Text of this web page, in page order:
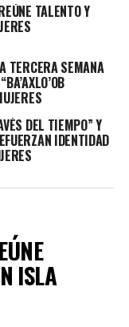
TALENTO Y
TERCERA SEMANA
DEL TIEMPO” Y
IDENTIDAD
ISLA